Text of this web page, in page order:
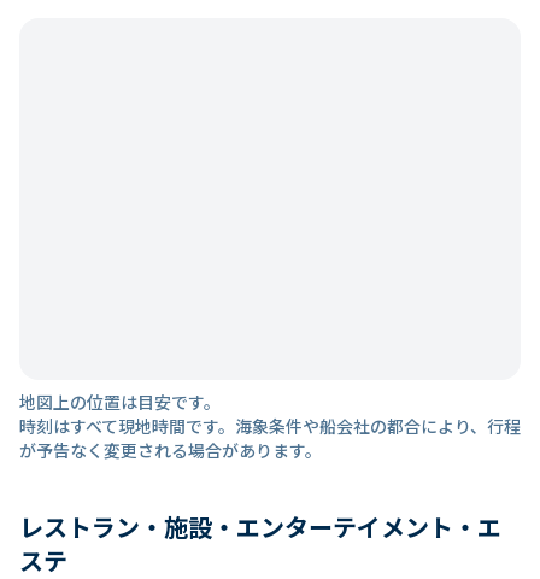
地図上の位置は目安です。
時刻はすべて現地時間です。海象条件や船会社の都合により、行程
が予告なく変更される場合があります。
レストラン・施設・エンターテイメント・エ
ステ